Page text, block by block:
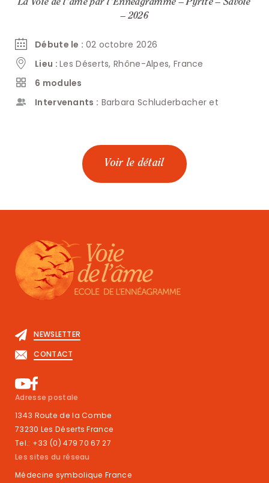
La Voie de l’âme par l’Ennéagramme – Pyrite – Savoie
– 2026
Débute le : 02 octobre 2026
Lieu :Les Déserts, Rhône-Alpes, France
6 modules
Intervenants : Barbara Schluderbacher et
Voir le détail
NEWSLETTER
CONTACT
Adresse postale
1343 Route de la Combe
73230 Les Déserts France
Tel.: +33 (0) 479 70 67 27
Les sites du réseau
Médecine symbolique France